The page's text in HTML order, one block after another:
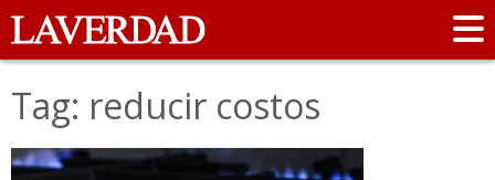
Tag: reducir costos